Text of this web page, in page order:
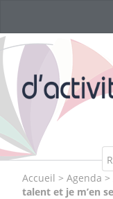
Accueil > Agenda >
talent et je m’en